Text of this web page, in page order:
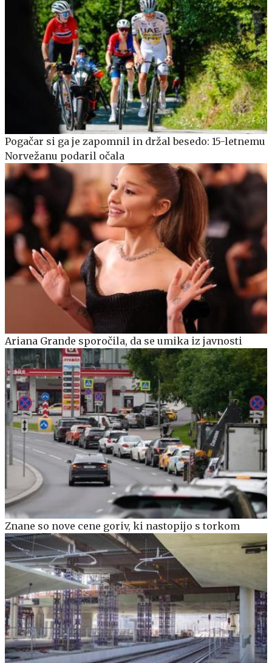
Pogačar si ga je zapomnil in držal besedo: 15-letnemu
Norvežanu podaril očala
Ariana Grande sporočila, da se umika iz javnosti
Znane so nove cene goriv, ki nastopijo s torkom